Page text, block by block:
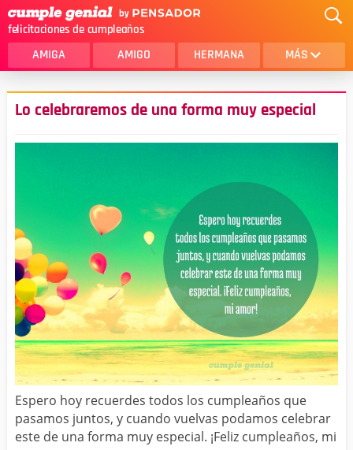
felicitaciones de cumpleaños
AMIGA AMIGO HERMANA MÁS
MAMA
AMOR
HIJO
NOVIA
ESPOSO
PAPA
HOMBRE
TIA
CUÑADA
ALGUIEN ESPECIAL
PRIMO
TODAS LAS CATEGORÍAS
Lo celebraremos de una forma muy especial
Espero hoy recuerdes todos los cumpleaños que
pasamos juntos, y cuando vuelvas podamos celebrar
este de una forma muy especial. ¡Feliz cumpleaños, mi